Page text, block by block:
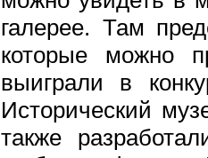
галерее. Там
которые можно
выиграли в
Исторический
также